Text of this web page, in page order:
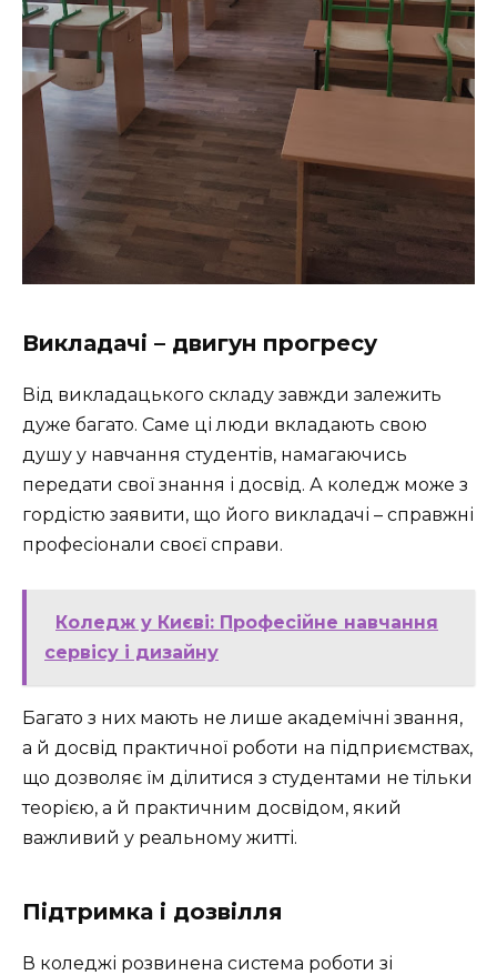
Викладачі – двигун прогресу
Від викладацького складу завжди залежить
дуже багато. Саме ці люди вкладають свою
душу у навчання студентів, намагаючись
передати свої знання і досвід. А коледж може з
гордістю заявити, що його викладачі – справжні
професіонали своєї справи.
Коледж у Києві: Професійне навчання
сервісу і дизайну
Багато з них мають не лише академічні звання,
а й досвід практичної роботи на підприємствах,
що дозволяє їм ділитися з студентами не тільки
теорією, а й практичним досвідом, який
важливий у реальному житті.
Підтримка і дозвілля
В коледжі розвинена система роботи зі